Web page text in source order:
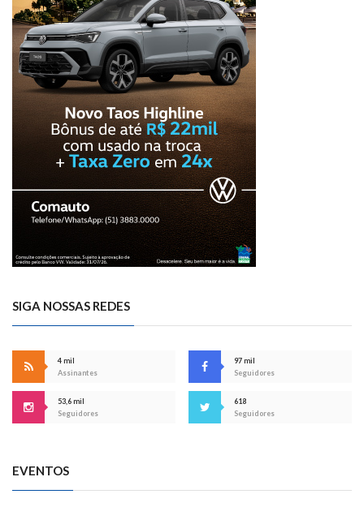
SIGA NOSSAS REDES
4 mil
Assinantes
97 mil
Seguidores
53,6 mil
Seguidores
618
Seguidores
EVENTOS